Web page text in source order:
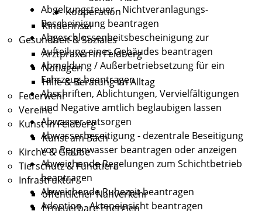
Kooperation
Kinderinsel
Gesundheit & Soziales
Arztpraxen in Feldberg
Notlagen
Hilfe & Beratung im Alltag
Feuerwehr
Vereine
Kunst in Feldberg
Kunst am Bach
Kirche & Glaube
Tierschutz & Fundtiere
Infrastruktur
öffentlicher Nahverkehr
Erneuerbare Energien
Abgeltungsteuer - Nichtveranlagungs-
Bescheinigung beantragen
Abgeschlossenheitsbescheinigung zur
Aufteilung eines Gebäudes beantragen
Abmeldung / Außerbetriebsetzung für ein
Fahrzeug beantragen
Abschriften, Ablichtungen, Vervielfältigungen
und Negative amtlich beglaubigen lassen
Abwasser entsorgen
Abwasserbeseitigung - dezentrale Beseitigung
von Regenwasser beantragen oder anzeigen
Abweichende Regelungen zum Schichtbetrieb
beantragen
Abweichende Ruhezeit beantragen
Adoption - Akteneinsicht beantragen